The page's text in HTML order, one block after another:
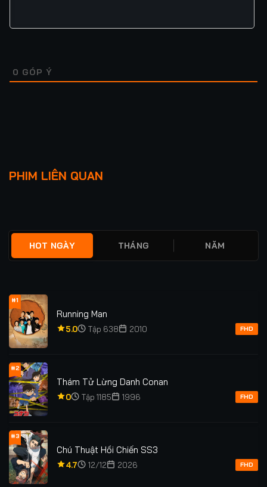
0 GÓP Ý
PHIM LIÊN QUAN
KẺ CÓ TỘI
HOT NGÀY THÁNG NĂM
#1
Running Man
5.0 Tập 638 2010 FHD
#2
Thám Tử Lừng Danh Conan
0 Tập 1185 1996 FHD
#3
Chú Thuật Hồi Chiến SS3
4.7 12/12 2026 FHD